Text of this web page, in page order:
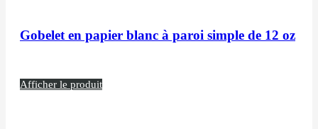
Gobelet en papier blanc à paroi simple de 12 oz
Afficher le produit